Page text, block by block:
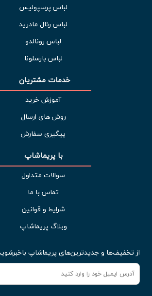
لباس پرسپولیس
لباس رئال مادرید
لباس رونالدو
لباس بارسلونا
خدمات مشتریان
آموزش خرید
روش های ارسال
پیگیری سفارش
با پریماشاپ
سوالات متداول
تماس با ما
شرایط و قوانین
وبلاگ پریماشاپ
از تخفیف‌ها و جدیدترین‌های پریماشاپ